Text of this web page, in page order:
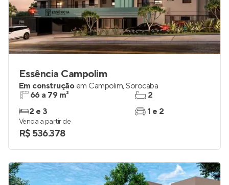
Essência Campolim
Em construção em Campolim,Sorocaba
66 a 79 m²
2 e 3
2
1 e 2
Venda a partir de
R$ 536.378